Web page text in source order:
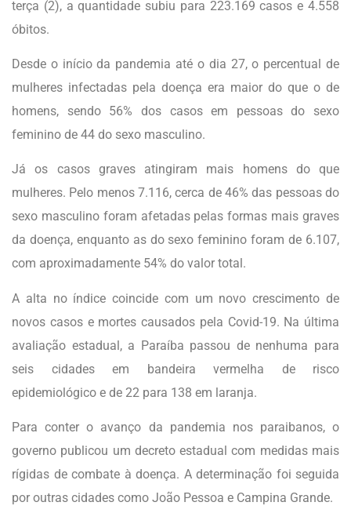
terça (2), a quantidade subiu para 223.169 casos e 4.558
óbitos.
Desde o início da pandemia até o dia 27, o percentual de
mulheres infectadas pela doença era maior do que o de
homens, sendo 56% dos casos em pessoas do sexo
feminino de 44 do sexo masculino.
Já os casos graves atingiram mais homens do que
mulheres. Pelo menos 7.116, cerca de 46% das pessoas do
sexo masculino foram afetadas pelas formas mais graves
da doença, enquanto as do sexo feminino foram de 6.107,
com aproximadamente 54% do valor total.
A alta no índice coincide com um novo crescimento de
novos casos e mortes causados pela Covid-19. Na última
avaliação estadual, a Paraíba passou de nenhuma para
seis cidades em bandeira vermelha de risco
epidemiológico e de 22 para 138 em laranja.
Para conter o avanço da pandemia nos paraibanos, o
governo publicou um decreto estadual com medidas mais
rígidas de combate à doença. A determinação foi seguida
por outras cidades como João Pessoa e Campina Grande.